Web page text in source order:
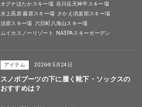
オグナほたかスキー場 谷川岳天神平スキー場
水上高原 藤原スキー場 さかえ倶楽部スキー場
須原スキー場 六日町八海山スキー場
ムイカスノーリゾート
NASPAスキーガーデン
アイテム 2026年5月24日
スノボブーツの下に履く靴下・ソックスの
おすすめは？